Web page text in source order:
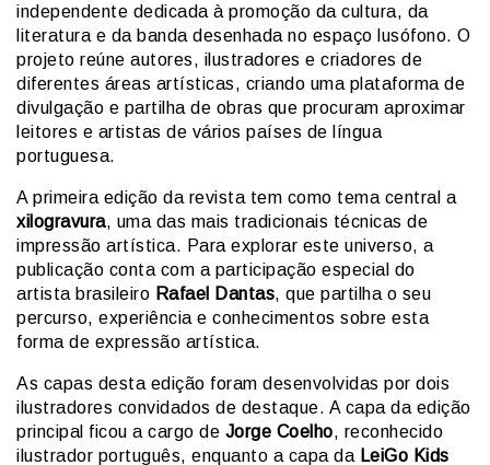
independente dedicada à promoção da cultura, da
literatura e da banda desenhada no espaço lusófono. O
projeto reúne autores, ilustradores e criadores de
diferentes áreas artísticas, criando uma plataforma de
divulgação e partilha de obras que procuram aproximar
leitores e artistas de vários países de língua
portuguesa.
A primeira edição da revista tem como tema central a
xilogravura, uma das mais tradicionais técnicas de
impressão artística. Para explorar este universo, a
publicação conta com a participação especial do
artista brasileiro Rafael Dantas, que partilha o seu
percurso, experiência e conhecimentos sobre esta
forma de expressão artística.
As capas desta edição foram desenvolvidas por dois
ilustradores convidados de destaque. A capa da edição
principal ficou a cargo de Jorge Coelho, reconhecido
ilustrador português, enquanto a capa da LeiGo Kids